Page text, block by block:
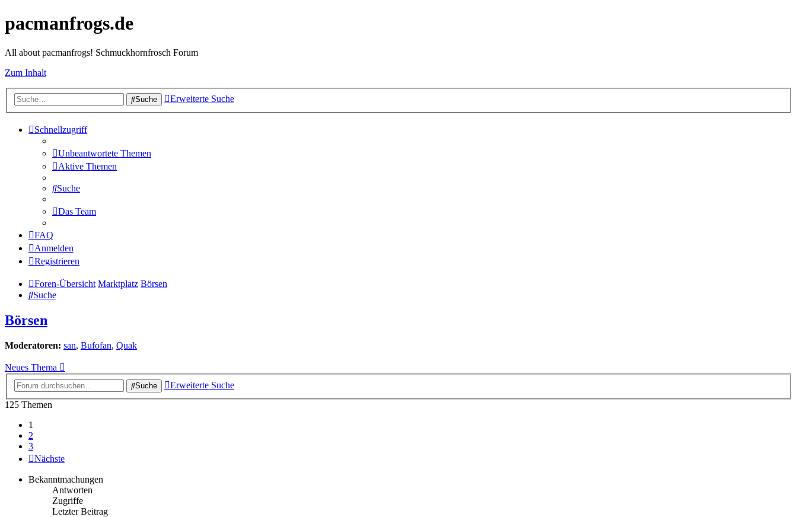
pacmanfrogs.de
All about pacmanfrogs! Schmuckhornfrosch Forum
Zum Inhalt
Suche Erweiterte Suche
Schnellzugriff
Unbeantwortete Themen
Aktive Themen
Suche
Das Team
FAQ
Anmelden
Registrieren
Foren-Übersicht Marktplatz Börsen
Suche
Börsen
Moderatoren: san, Bufofan, Quak
Neues Thema
Suche
Erweiterte Suche
125 Themen
1
2
3
Nächste
Bekanntmachungen
Antworten
Zugriffe
Letzter Beitrag